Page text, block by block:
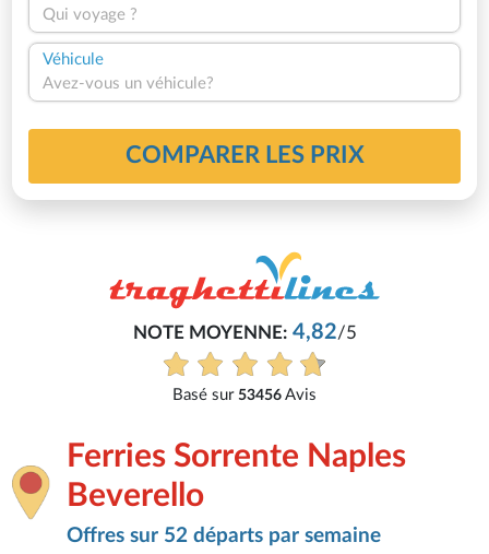
Qui voyage ?
Véhicule
Avez-vous un véhicule?
COMPARER LES PRIX
NOTE MOYENNE: 4,82/5
Basé sur53456Avis
Ferries Sorrente Naples
Beverello
Offres sur 52 départs par semaine